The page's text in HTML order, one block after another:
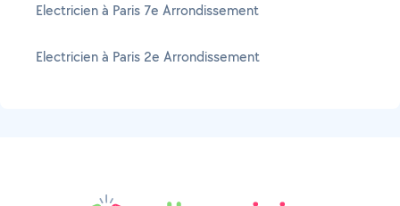
Electricien à Paris 7e Arrondissement
Electricien à Paris 2e Arrondissement